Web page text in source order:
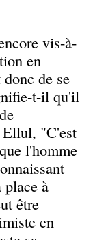
vis-à-
en
de se
t-il qu'il
Ellul, "C'est
l'homme
à
être
en